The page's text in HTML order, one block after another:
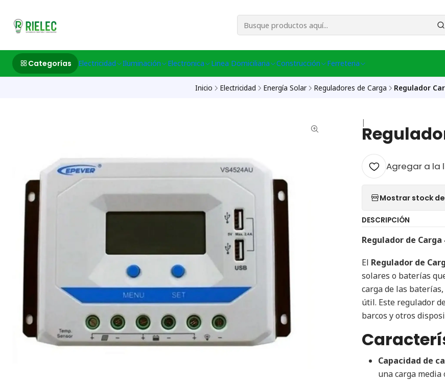
Categorías Electricidad Iluminación Electronica Linea Domiciliaria Construcción Ferreteria
Inicio Electricidad Energía Solar Reguladores de Carga Regulador
|
Agregar a la
Mostrar stock
DESCRIPCIÓN
Regulador de Carga
El Regulador de
solares o baterías
carga de las
útil. Este regulador
barcos y otros
Capacidad de
una carga media